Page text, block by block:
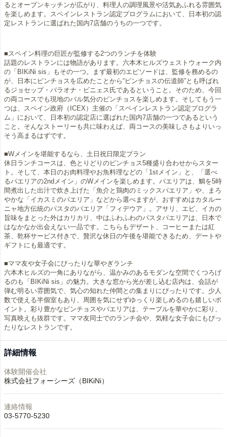
るとオープンキッチンが広がり、料理人の調理風景や活気あふれる雰囲気
を楽しめます。スペインレストラン認定プログラムにおいて、日本初の認
定レストランに選ばれた国内7店舗のうちの一つです。
■スペイン料理の巨匠が監修する2つのランチを体験
話題のレストランには物語があります。六本木ヒルズウェストウォーク内
の「BIKiNi sis」もその一つ。まず最初のエピソードは、監修を務めるの
が、日本にピンチョスを広めたことから“ピンチョスの伝道師”とも呼ばれ
るジョセップ・バラオナ・ビニェス氏であるということ。そのため、今回
の両コースでも現地のバル気分のピンチョスを楽しめます。そしてもう一
つは、スペイン政府（ICEX）主催の「スペインレストラン認定プログラ
ム」において、日本初の認定店に選ばれた国内7店舗の一つであるという
こと。そんなストーリーも共に味わえば、両コースの美味しさもよりいっ
そう高まるはずです。
■Wメインを堪能するなら、土日祝日限定プラン
休日ランチコースは、色とりどりのピンチョス5種盛り合わせからスター
ト。そして、本日のお肉料理やお魚料理などの「1stメイン」と、「選べ
るパエリアの2ndメイン」のWメインを楽しめます。パエリアは、鯛を5時
間煮出した出汁で炊き上げた「魚介と鶏肉のミックスパエリア」や、まろ
やかな「イカスミのパエリア」などから選べますが、おすすめはカタルー
ニャ地方伝統のパスタのパエリア「フィデウア」。アサリ、エビ、イカの
旨味をまとった外はカリカリ、中はふわふわのパスタパエリアは、日本で
はなかなか出会えない一品です。こちらもデザート、コーヒーまたは紅
茶、乾杯サービス付きで、贅沢な休日の午後を堪能できるため、デートや
ギフトにも最適です。
■ママ友や女子会にぴったりな華やぎランチ
六本木ヒルズの一角にありながら、温かみのあるモダンな空間でくつろげ
るのも「BIKiNi sis」の魅力。大きな窓から光が差し込む店内は、会話が
弾む明るい雰囲気で、気心の知れた仲間との集まりにぴったりです。少人
数で使える半個室もあり、周囲を気にせずゆっくり楽しめるのも嬉しいポ
イント。彩り豊かなピンチョスやパエリアは、テーブルを華やかに彩り、
写真映えも抜群です。ママ友同士でのランチ会や、気軽な女子会にもぴっ
たりなレストランです。
詳細情報
体験開催会社
株式会社フォーシーズ（BIKiNi）
連絡情報
03-5770-5230